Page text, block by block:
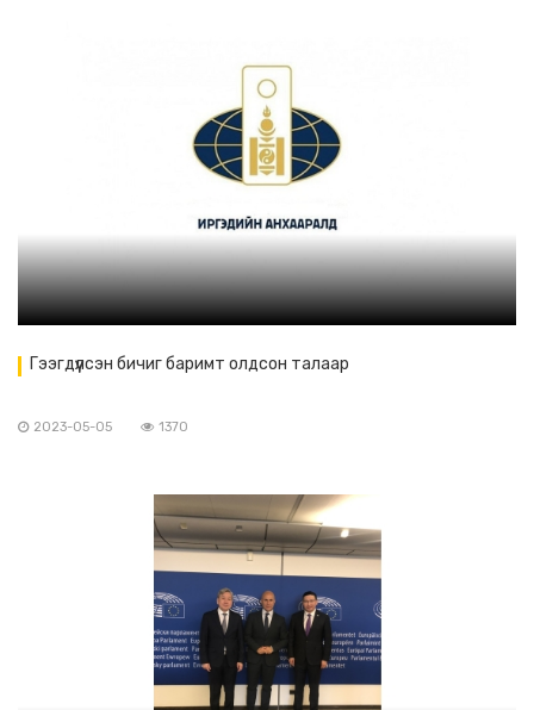
Гээгдүүлсэн бичиг баримт олдсон талаар
2023-05-05 1370